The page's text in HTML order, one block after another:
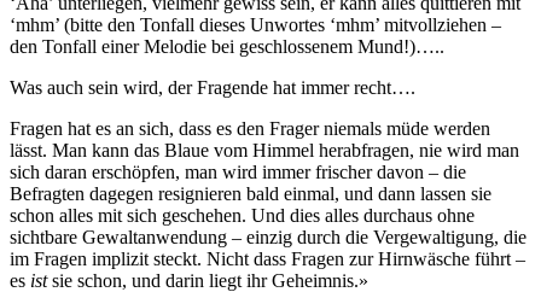
‘mhm’ (bitte den Tonfall dieses Unwortes ‘mhm’ mitvollziehen –
den Tonfall einer Melodie bei geschlossenem Mund!)…..
Was auch sein wird, der Fragende hat immer recht….
Fragen hat es an sich, dass es den Frager niemals müde werden
lässt. Man kann das Blaue vom Himmel herabfragen, nie wird man
sich daran erschöpfen, man wird immer frischer davon – die
Befragten dagegen resignieren bald einmal, und dann lassen sie
schon alles mit sich geschehen. Und dies alles durchaus ohne
sichtbare Gewaltanwendung – einzig durch die Vergewaltigung, die
im Fragen implizit steckt. Nicht dass Fragen zur Hirnwäsche führt –
es istsie schon, und darin liegt ihr Geheimnis.»